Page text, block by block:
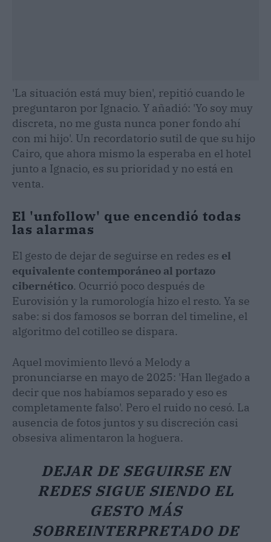
'La situación está muy bien', repitió cuando le
preguntaron por Ignacio. Y añadió: 'Yo soy muy
discreta, no me gusta nunca poner fondo ahí
con mi hijo'. Un recordatorio sutil de que su hijo
Cairo, que ahora mismo la esperaba en el hotel
junto a Ignacio, es su prioridad y no está en
venta.
El 'unfollow' que encendió todas
las alarmas
El gesto de dejar de seguirse en redes es el
equivalente contemporáneo al portazo
cibernético. Ocurrió poco después de
Eurovisión y la rumorología hizo el resto. Ya se
sabe: si dos famosos se borran del timeline, el
algoritmo del cotilleo se dispara.
Aquel movimiento llevó a Melody a
pronunciarse en mayo de 2025: 'Han llegado a
decir que nos habíamos separado y eso es
completamente falso'. Pero el ruido no cesó. La
ausencia de fotos juntos y su discreción casi
obsesiva alimentaron la hoguera.
DEJAR DE SEGUIRSE EN
REDES SIGUE SIENDO EL
GESTO MÁS
SOBREINTERPRETADO DE